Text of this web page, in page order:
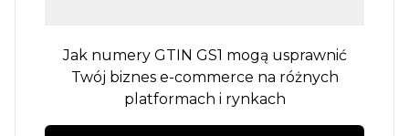
Jak numery GTIN GS1 mogą usprawnić
Twój biznes e-commerce na różnych
platformach i rynkach